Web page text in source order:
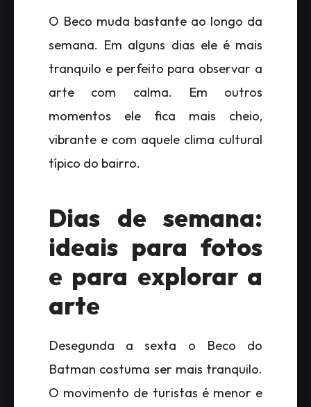
O Beco muda bastante ao longo da
semana. Em alguns dias ele é mais
tranquilo e perfeito para observar a
arte com calma. Em outros
momentos ele fica mais cheio,
vibrante e com aquele clima cultural
típico do bairro.
Dias de semana:
ideais para fotos
e para explorar a
arte
Desegunda a sexta o Beco do
Batman costuma ser mais tranquilo.
O movimento de turistas é menor e